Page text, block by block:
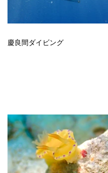
慶良間ダイビング